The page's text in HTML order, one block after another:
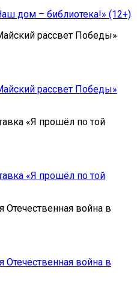
дом – библиотека!» (12+)
рассвет Победы»
рассвет Победы»
«Я прошёл по той
«Я прошёл по той
Отечественная война в
Отечественная война в